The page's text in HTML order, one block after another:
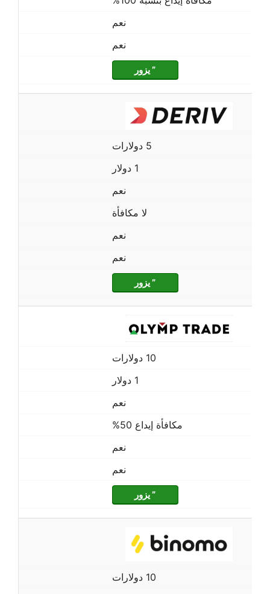
نعم
نعم
” يزور
5 دولارات
1 دولار
نعم
لا مكافأة
نعم
نعم
” يزور
10 دولارات
1 دولار
نعم
مكافأة إيداع 50%
نعم
نعم
” يزور
10 دولارات